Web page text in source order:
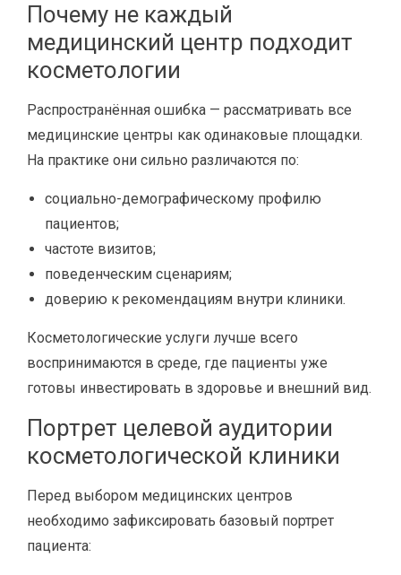
Почему не каждый
медицинский центр подходит
косметологии
Распространённая ошибка — рассматривать все
медицинские центры как одинаковые площадки.
На практике они сильно различаются по:
социально-демографическому профилю
пациентов;
частоте визитов;
поведенческим сценариям;
доверию к рекомендациям внутри клиники.
Косметологические услуги лучше всего
воспринимаются в среде, где пациенты уже
готовы инвестировать в здоровье и внешний вид.
Портрет целевой аудитории
косметологической клиники
Перед выбором медицинских центров
необходимо зафиксировать базовый портрет
пациента: